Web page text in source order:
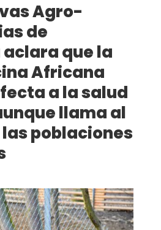
Agro-
de
que la
Africana
a la salud
llama al
poblaciones